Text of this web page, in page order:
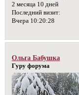
2 месяца 10 дней
Последний визит:
Вчера 10:20:28
Ольга Бабушка
Гуру форума